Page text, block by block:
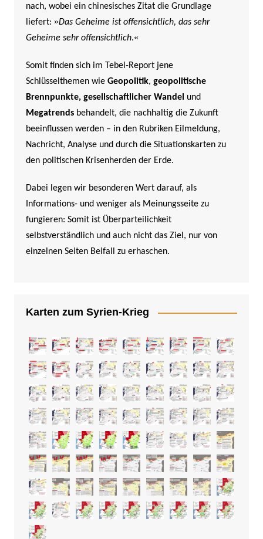
nach, wobei ein chinesisches Zitat die Grundlage
liefert: »Das Geheime ist offensichtlich, das sehr
Geheime sehr offensichtlich.«
Somit finden sich im Tebel-Report jene
Schlüsselthemen wie Geopolitik, geopolitische
Brennpunkte, gesellschaftlicher Wandel und
Megatrendsbehandelt, die nachhaltig die Zukunft
beeinflussen werden – in den Rubriken Eilmeldung,
Nachricht, Analyse und durch die Situationskarten zu
den politischen Krisenherden der Erde.
Dabei legen wir besonderen Wert darauf, als
Informations- und weniger als Meinungsseite zu
fungieren: Somit ist Überparteilichkeit
selbstverständlich und auch nicht das Ziel, nur von
einzelnen Seiten Beifall zu erhaschen.
Karten zum Syrien-Krieg